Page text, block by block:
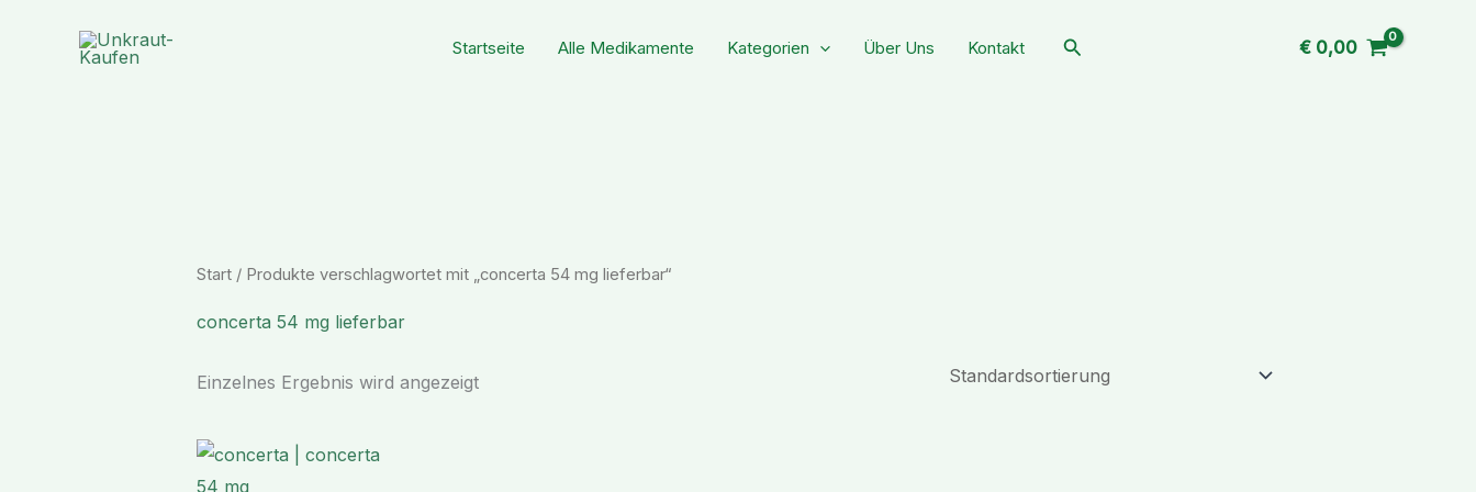
Startseite Alle Medikamente Kategorien Über Uns Kontakt Suchen €0,00
Start/ Produkte verschlagwortet mit „concerta 54 mg lieferbar“
concerta 54 mg lieferbar
Einzelnes Ergebnis wird angezeigt
Preisspanne:
€ 178,90